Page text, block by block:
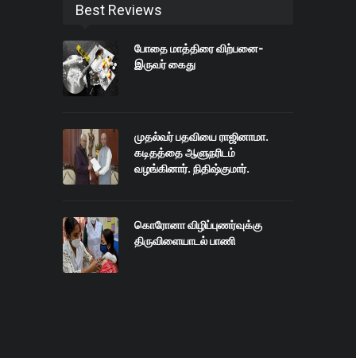
Best Reviews
போதை மாத்திரை விற்பனை-
இருவர் கைது
முதல்வர் பதவியை ராஜினாமா.
கடிதத்தை ஆளுநரிடம்
வழங்கினார். நிதிஷ்குமார்.
கொரோனா விழிப்புணர்வுக்கு
திருவிளையாடல் பாணி